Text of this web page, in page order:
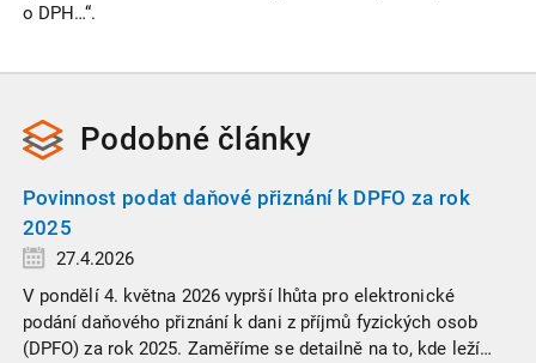
o DPH…“.
Podobné články
Povinnost podat daňové přiznání k DPFO za rok
2025
27.4.2026
V pondělí 4. května 2026 vyprší lhůta pro elektronické
podání daňového přiznání k dani z příjmů fyzických osob
(DPFO) za rok 2025. Zaměříme se detailně na to, kde leží